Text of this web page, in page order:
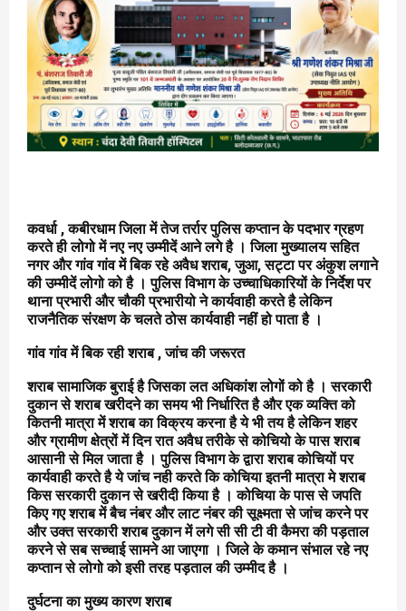
कवर्धा , कबीरधाम जिला में तेज तर्रार पुलिस कप्तान के पदभार ग्रहण
करते ही लोगो में नए नए उम्मीदें आने लगे है । जिला मुख्यालय सहित
नगर और गांव गांव में बिक रहे अवैध शराब, जुआ, सट्टा पर अंकुश लगाने
की उम्मीदें लोगो को है । पुलिस विभाग के उच्चाधिकारियों के निर्देश पर
थाना प्रभारी और चौकी प्रभारीयो ने कार्यवाही करते है लेकिन
राजनैतिक संरक्षण के चलते ठोस कार्यवाही नहीं हो पाता है ।
गांव गांव में बिक रही शराब , जांच की जरूरत
शराब सामाजिक बुराई है जिसका लत अधिकांश लोगों को है । सरकारी
दुकान से शराब खरीदने का समय भी निर्धारित है और एक व्यक्ति को
कितनी मात्रा में शराब का विक्रय करना है ये भी तय है लेकिन शहर
और ग्रामीण क्षेत्रों में दिन रात अवैध तरीके से कोचियो के पास शराब
आसानी से मिल जाता है । पुलिस विभाग के द्वारा शराब कोचियों पर
कार्यवाही करते है ये जांच नही करते कि कोचिया इतनी मात्रा मे शराब
किस सरकारी दुकान से खरीदी किया है । कोचिया के पास से जपति
किए गए शराब में बैच नंबर और लाट नंबर की सूक्ष्मता से जांच करने पर
और उक्त सरकारी शराब दुकान में लगे सी सी टी वी कैमरा की पड़ताल
करने से सब सच्चाई सामने आ जाएगा । जिले के कमान संभाल रहे नए
कप्तान से लोगो को इसी तरह पड़ताल की उम्मीद है ।
दुर्घटना का मुख्य कारण शराब